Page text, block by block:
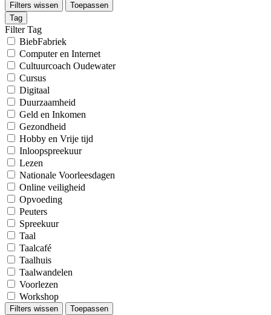
Filters wissen
Toepassen
Tag
Filter Tag
BiebFabriek
Computer en Internet
Cultuurcoach Oudewater
Cursus
Digitaal
Duurzaamheid
Geld en Inkomen
Gezondheid
Hobby en Vrije tijd
Inloopspreekuur
Lezen
Nationale Voorleesdagen
Online veiligheid
Opvoeding
Peuters
Spreekuur
Taal
Taalcafé
Taalhuis
Taalwandelen
Voorlezen
Workshop
Filters wissen
Toepassen